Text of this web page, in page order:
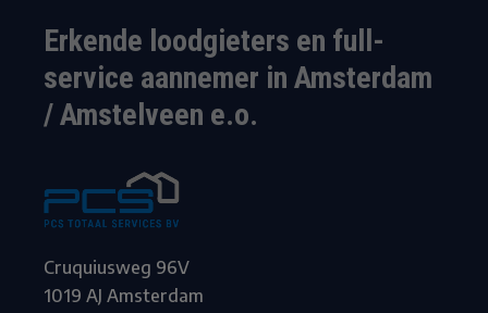
Erkende loodgieters en full-
service aannemer in Amsterdam
/ Amstelveen e.o.
Cruquiusweg 96V
1019 AJ Amsterdam